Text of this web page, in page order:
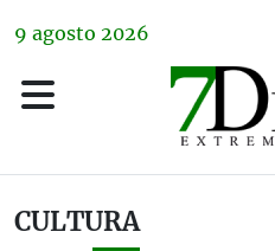
9 agosto 2026
CULTURA